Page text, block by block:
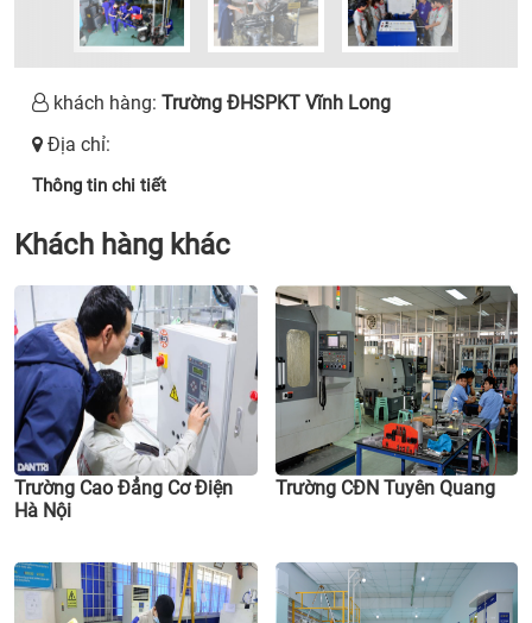
khách hàng: Trường ĐHSPKT Vĩnh Long
Địa chỉ:
Thông tin chi tiết
Khách hàng khác
Trường Cao Đẳng Cơ Điện
Hà Nội
Trường CĐN Tuyên Quang